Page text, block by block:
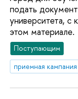
подать
университета, с
этом материале.
Поступающим
приемная